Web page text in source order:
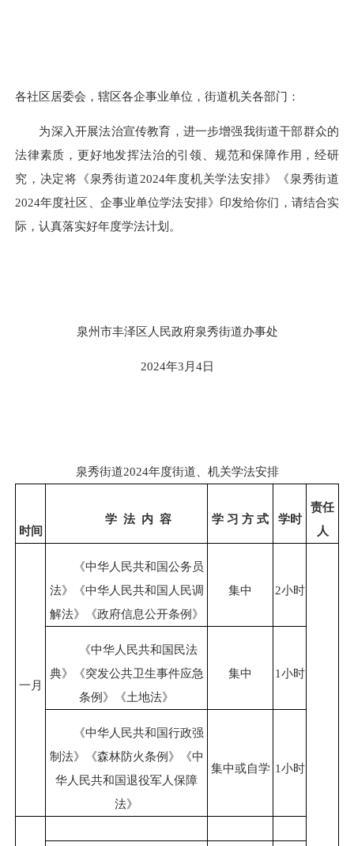
各社区居委会，辖区各企事业单位，街道机关各部门：
为深入开展法治宣传教育，进一步增强我街道干部群众的
法律素质，更好地发挥法治的引领、规范和保障作用，经研
究，决定将《泉秀街道2024年度机关学法安排》《泉秀街道
2024年度社区、企事业单位学法安排》印发给你们，请结合实
际，认真落实好年度学法计划。
泉州市丰泽区人民政府泉秀街道办事处
2024年3月4日
泉秀街道2024年度街道、机关学法安排
时间
学 法 内 容 学 习 方 式 学时
责任
人
一 月
《中华人民共和国公务员
法》《中华人民共和国人民调
解法》《政府信息公开条例》
集中 2小时
《中华人民共和国民法
典》《突发公共卫生事件应急
条例》《土地法》
集中 1小时
《中华人民共和国行政强
制法》《森林防火条例》《中
华人民共和国退役军人保障
法》
集中或自学 1小时